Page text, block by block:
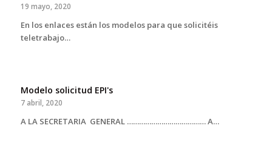
19 mayo, 2020
En los enlaces están los modelos para que solicitéis
teletrabajo…
Modelo solicitud EPI's
7 abril, 2020
A LA SECRETARIA GENERAL ………………………………… A…